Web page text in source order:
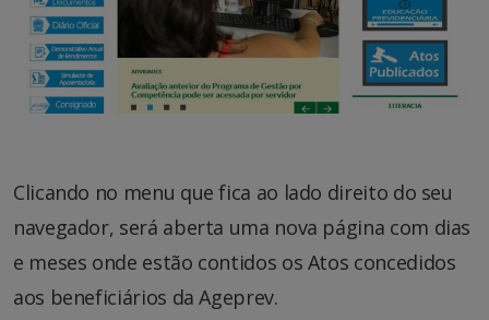
Clicando no menu que fica ao lado direito do seu
navegador, será aberta uma nova página com dias
e meses onde estão contidos os Atos concedidos
aos beneficiários da Ageprev.